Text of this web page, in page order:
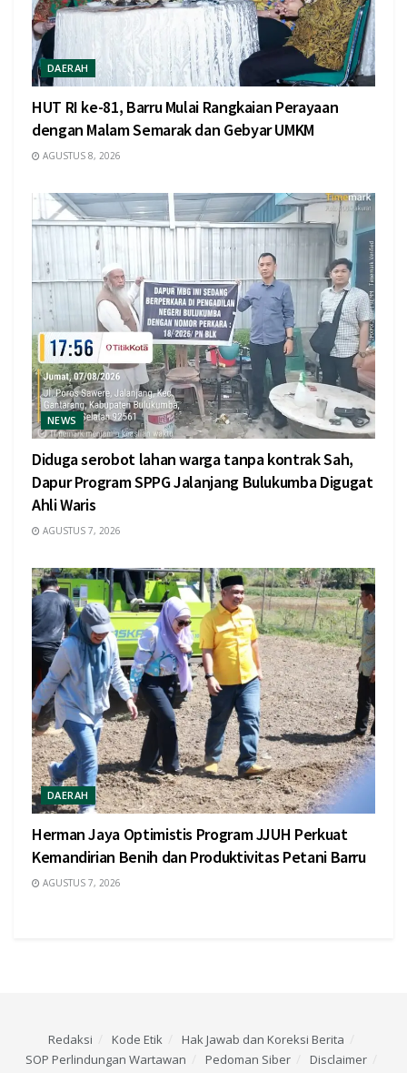
DAERAH
HUT RI ke-81, Barru Mulai Rangkaian Perayaan
dengan Malam Semarak dan Gebyar UMKM
AGUSTUS 8, 2026
NEWS
Diduga serobot lahan warga tanpa kontrak Sah,
Dapur Program SPPG Jalanjang Bulukumba Digugat
Ahli Waris
AGUSTUS 7, 2026
DAERAH
Herman Jaya Optimistis Program JJUH Perkuat
Kemandirian Benih dan Produktivitas Petani Barru
AGUSTUS 7, 2026
Redaksi Kode Etik
Hak Jawab dan Koreksi Berita
SOP Perlindungan Wartawan
Pedoman Siber
Disclaimer